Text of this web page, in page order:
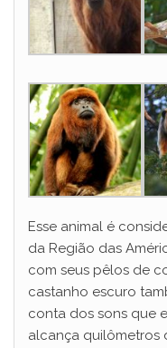
Esse animal é
da Região das
com seus pêlos de
castanho escuro
conta dos sons que
alcança quilômetros